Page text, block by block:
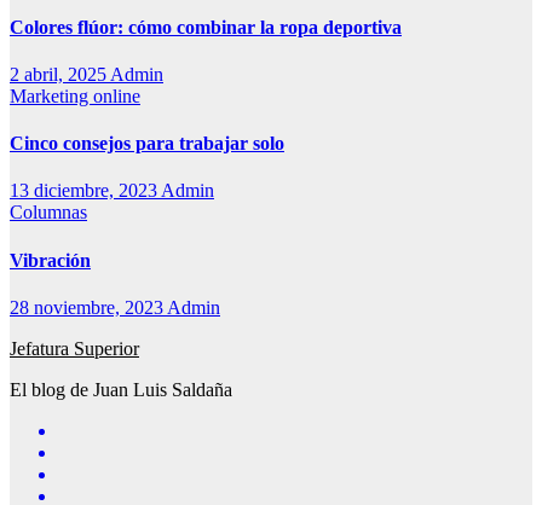
Colores flúor: cómo combinar la ropa deportiva
2 abril, 2025 Admin
Marketing online
Cinco consejos para trabajar solo
13 diciembre, 2023Admin
Columnas
Vibración
28 noviembre, 2023 Admin
Jefatura Superior
El blog de Juan Luis Saldaña